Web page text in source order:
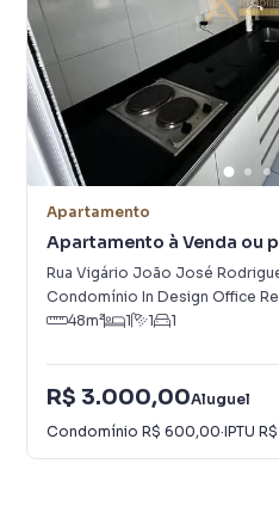
Apartamento
Apartamento à Venda ou
Rua Vigário João José
Condomínio In Design Office
48m² 1 1 1
R$ 3.000,00Aluguel
Condomínio R$ 600,00·IPTU